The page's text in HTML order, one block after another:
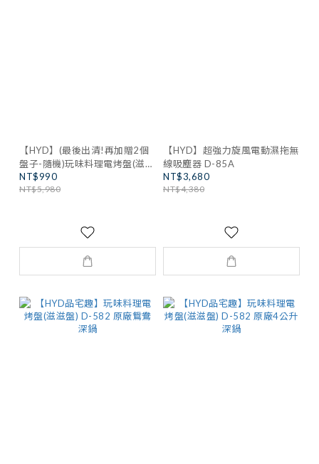
【HYD】(最後出清!再加贈2個
盤子-隨機)玩味料理電烤盤(滋滋
盤) D-582
NT$990
NT$5,980
【HYD】超強力旋風電動濕拖無
線吸塵器 D-85A
NT$3,680
NT$4,380